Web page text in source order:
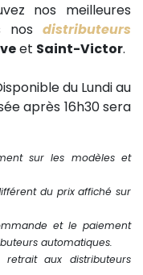
nos meilleures
nos distributeurs
et Saint-Victor.
du Lundi au
après 16h30 sera
sur les modèles et
du prix affiché sur
et le paiement
automatiques.
aux distributeurs